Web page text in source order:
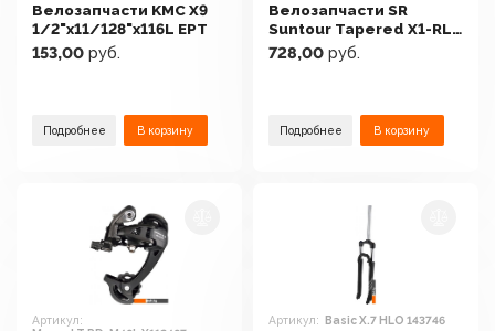
Велозапчасти KMC X9
1/2"x11/128"x116L EPT
153,00 руб.
Подробнее В корзину
Велозапчасти SR
Suntour Tapered X1-RLR
8672959
728,00 руб.
Подробнее В корзину
Артикул:
Артикул: Basic X.7 HLO 143746